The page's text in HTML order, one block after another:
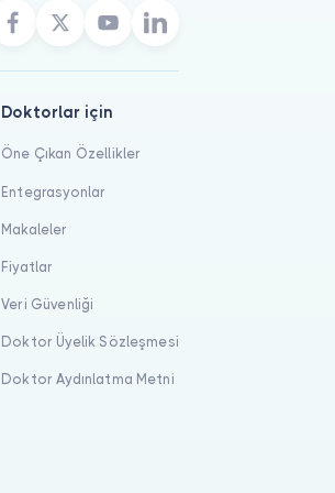
Doktorlar için
Öne Çıkan Özellikler
Entegrasyonlar
Makaleler
Fiyatlar
Veri Güvenliği
Doktor Üyelik Sözleşmesi
Doktor Aydınlatma Metni